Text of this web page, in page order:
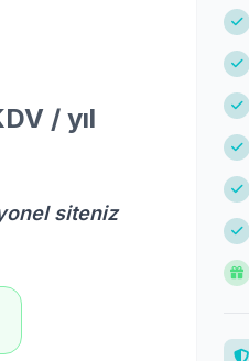
/ yıl
siteniz